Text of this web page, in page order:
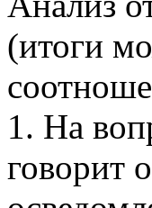
(итоги
1. На
говорит